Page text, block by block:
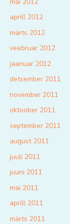
aprill 2012
märts 2012
veebruar 2012
jaanuar 2012
detsember 2011
november 2011
oktoober 2011
september 2011
august 2011
juuli 2011
juuni 2011
mai 2011
aprill 2011
märts 2011